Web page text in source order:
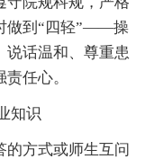
做到“四轻”――操
说话温和、尊重患
任心。
知识
的方式或师生互问